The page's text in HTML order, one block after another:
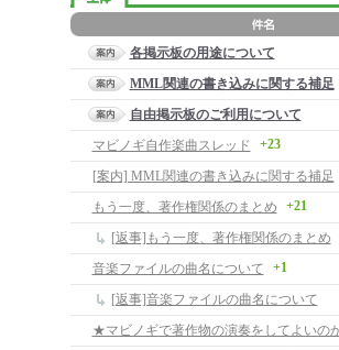
各掲示板の用途について
MML関連の書き込みに関する補足
自由掲示板のご利用について
マビノギ自作楽曲スレッド
+23
[案内] MML関連の書き込みに関する補足
もう一度、著作権関係のまとめ
+21
[返事]もう一度、著作権関係のまとめ
音楽ファイルの曲名について
+1
[返事]音楽ファイルの曲名について
★マビノギで著作物の演奏をしてよいの